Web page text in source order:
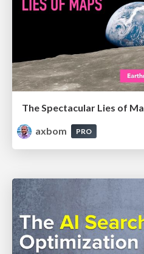
The Spectacular Lies of
axbom
PRO